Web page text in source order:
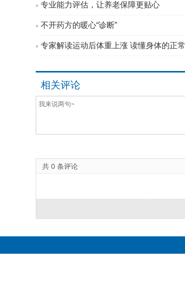
专业能力评估，让养老保障更贴心
不开药方的暖心“诊断”
专家解读运动后体重上涨 读懂身体的正
相关评论
共 0 条评论